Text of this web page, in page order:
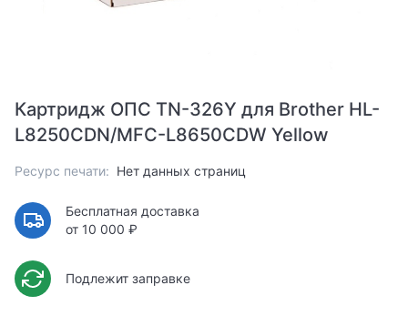
Картридж ОПС TN-326Y для Brother HL-
L8250CDN/MFC-L8650CDW Yellow
Ресурс печати: Нет данных страниц
Бесплатная доставка
от 10 000 ₽
Подлежит заправке